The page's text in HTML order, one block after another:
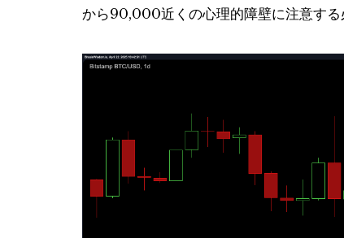
から90,000近くの心理的障壁に注意する